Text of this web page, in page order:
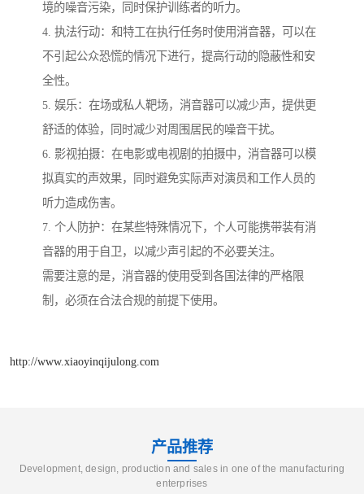
境的噪音污染，同时保护训练者的听力。
4. 执法行动：和特工在执行任务时使用消音器，可以在
不引起公众恐慌的情况下进行，提高行动的隐蔽性和安
全性。
5. 娱乐：在场或私人靶场，消音器可以减少声，提供更
舒适的体验，同时减少对周围居民的噪音干扰。
6. 影视拍摄：在电影或电视剧的拍摄中，消音器可以模
拟真实的声效果，同时避免实际声对演员和工作人员的
听力造成伤害。
7. 个人防护：在某些特殊情况下，个人可能携带装有消
音器的用于自卫，以减少声引起的不必要关注。
需要注意的是，消音器的使用受到各国法律的严格限
制，必须在合法合规的前提下使用。
http://www.xiaoyinqijulong.com
产品推荐
Development, design, production and sales in one of the manufacturing
enterprises